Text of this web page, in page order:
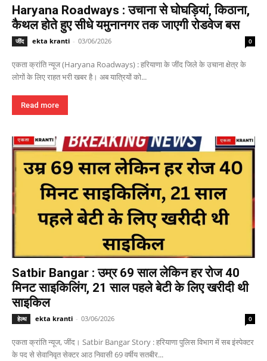
Haryana Roadways : उचाना से घोघड़ियां, किठाना,
कैथल होते हुए सीधे यमुनानगर तक जाएगी रोडवेज बस
जींद ekta kranti - 03/06/2026 0
एकता क्रांति न्यूज (Haryana Roadways) : हरियाणा के जींद जिले के उचाना क्षेत्र के
लोगों के लिए राहत भरी खबर है। अब यात्रियों को...
Read more
Satbir Bangar : उम्र 69 साल लेकिन हर रोज 40
मिनट साइकिलिंग, 21 साल पहले बेटी के लिए खरीदी थी
साइकिल
हेल्थ ekta kranti - 03/06/2026 0
एकता क्रांति न्यूज, जींद। Satbir Bangar Story : हरियाणा पुलिस विभाग में सब इंस्पेक्टर
के पद से सेवानिवृत सेक्टर आठ निवासी 69 वर्षीय सतबीर...